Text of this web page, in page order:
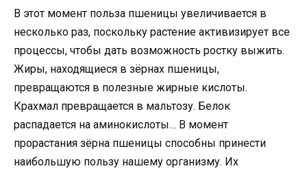
В этот момент польза пшеницы увеличивается в
несколько раз, поскольку растение активизирует все
процессы, чтобы дать возможность ростку выжить.
Жиры, находящиеся в зёрнах пшеницы,
превращаются в полезные жирные кислоты.
Крахмал превращается в мальтозу. Белок
распадается на аминокислоты… В момент
прорастания зёрна пшеницы способны принести
наибольшую пользу нашему организму. Их